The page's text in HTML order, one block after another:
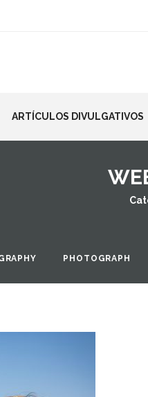
ARTÍCULOS DIVULGATIVOS
PHOTOGRAPH